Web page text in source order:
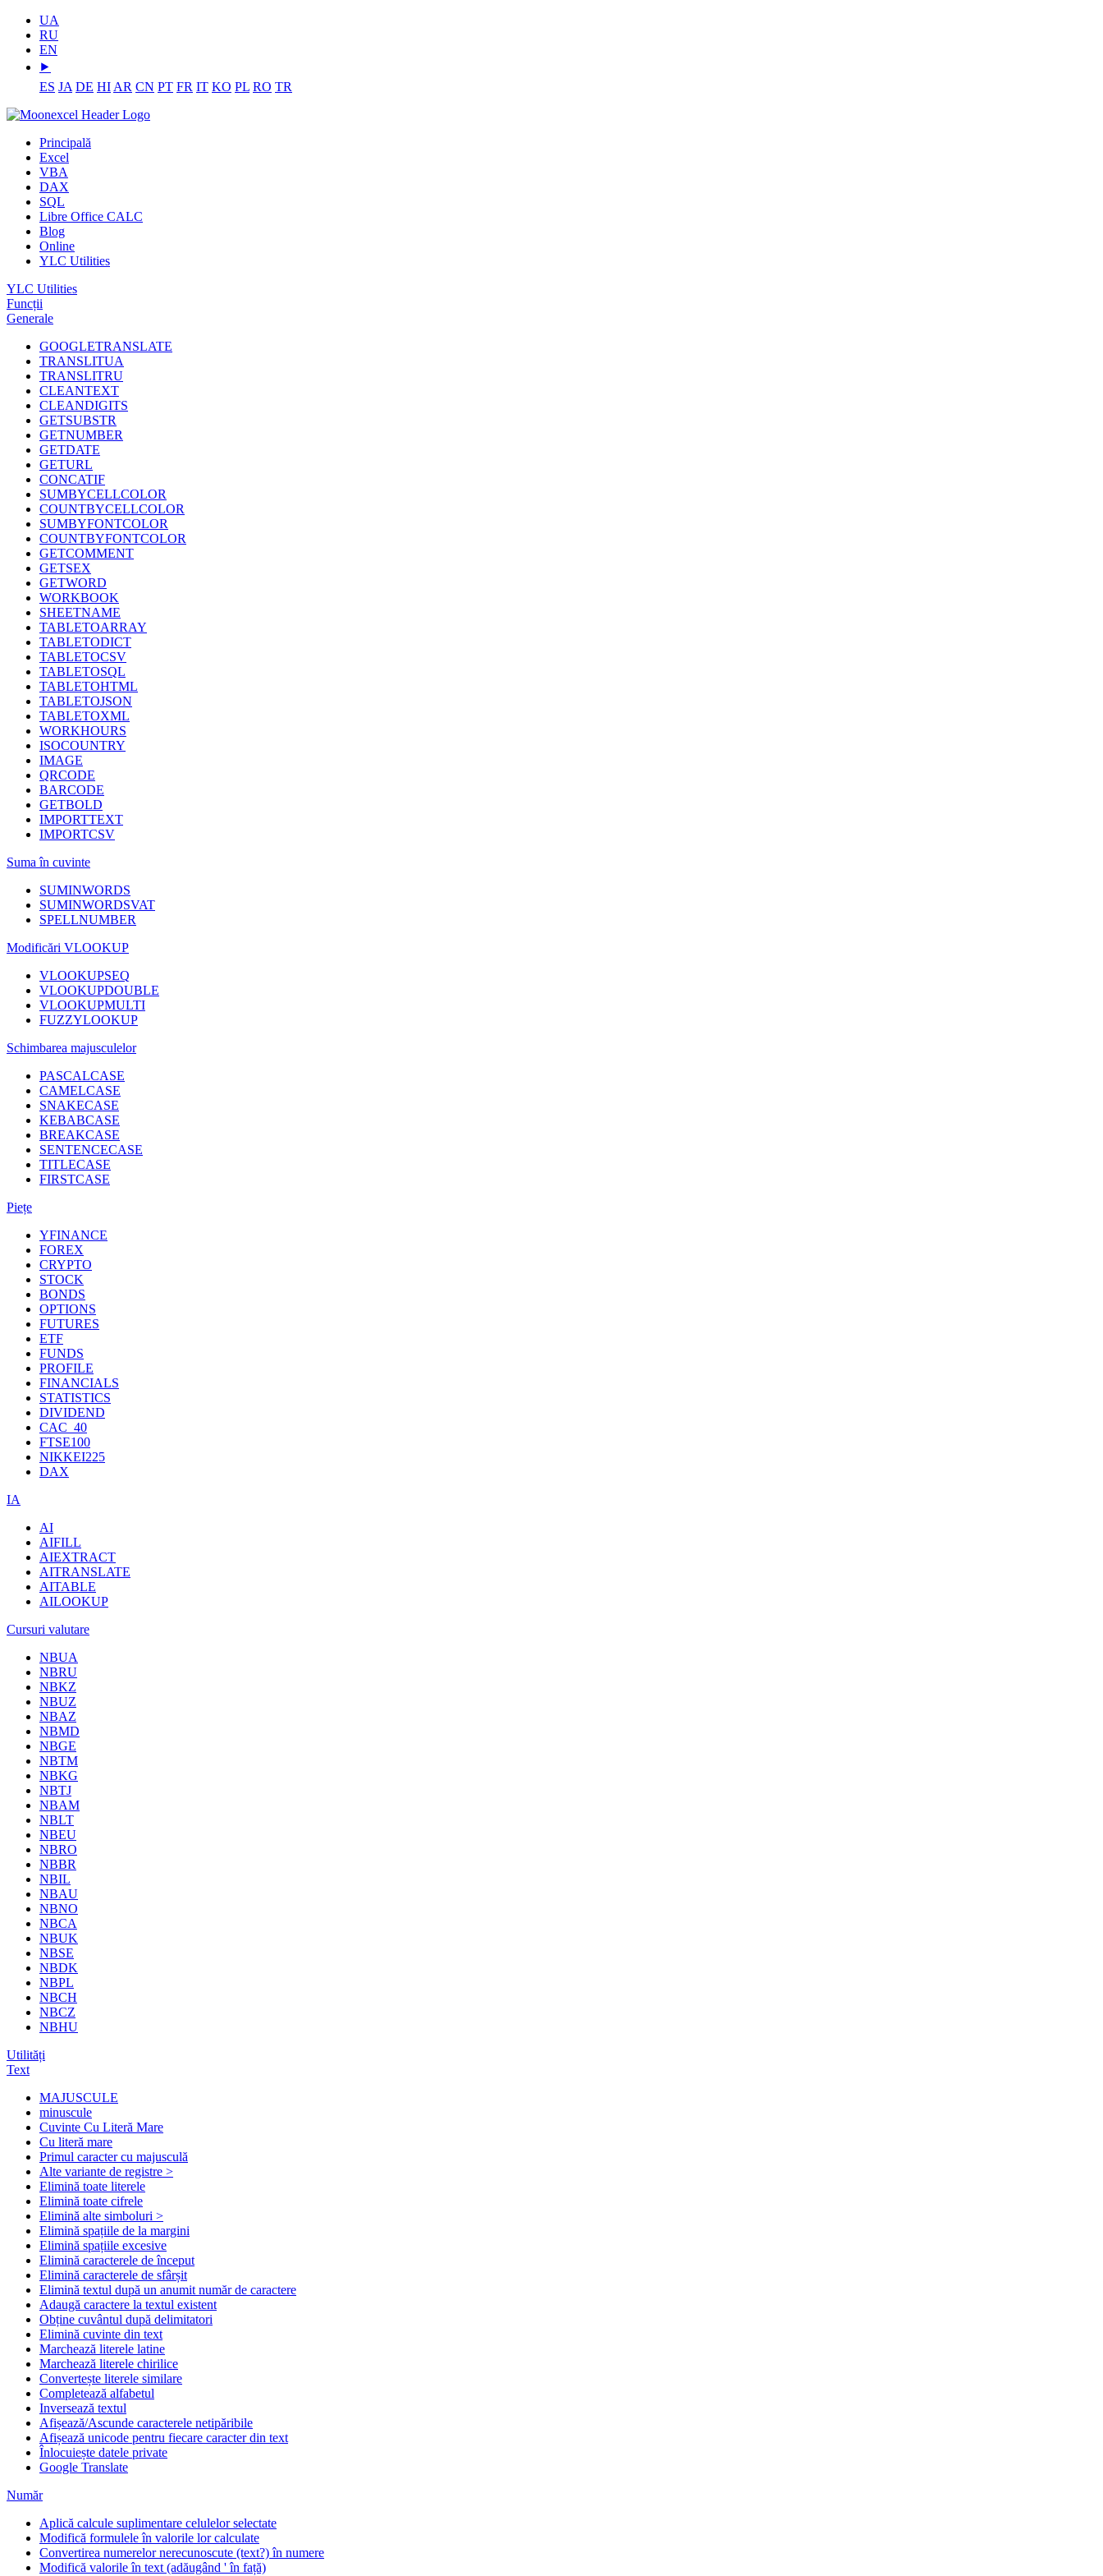
UA
RU
EN
⯈
ES JA DE HI AR CN PT FR IT KO PL RO TR
Principală
Excel
VBA
DAX
SQL
Libre Office CALC
Blog
Online
YLC Utilities
YLC Utilities
Funcții
Generale
GOOGLETRANSLATE
TRANSLITUA
TRANSLITRU
CLEANTEXT
CLEANDIGITS
GETSUBSTR
GETNUMBER
GETDATE
GETURL
CONCATIF
SUMBYCELLCOLOR
COUNTBYCELLCOLOR
SUMBYFONTCOLOR
COUNTBYFONTCOLOR
GETCOMMENT
GETSEX
GETWORD
WORKBOOK
SHEETNAME
TABLETOARRAY
TABLETODICT
TABLETOCSV
TABLETOSQL
TABLETOHTML
TABLETOJSON
TABLETOXML
WORKHOURS
ISOCOUNTRY
IMAGE
QRCODE
BARCODE
GETBOLD
IMPORTTEXT
IMPORTCSV
Suma în cuvinte
SUMINWORDS
SUMINWORDSVAT
SPELLNUMBER
Modificări VLOOKUP
VLOOKUPSEQ
VLOOKUPDOUBLE
VLOOKUPMULTI
FUZZYLOOKUP
Schimbarea majusculelor
PASCALCASE
CAMELCASE
SNAKECASE
KEBABCASE
BREAKCASE
SENTENCECASE
TITLECASE
FIRSTCASE
Piețe
YFINANCE
FOREX
CRYPTO
STOCK
BONDS
OPTIONS
FUTURES
ETF
FUNDS
PROFILE
FINANCIALS
STATISTICS
DIVIDEND
CAC_40
FTSE100
NIKKEI225
DAX
IA
AI
AIFILL
AIEXTRACT
AITRANSLATE
AITABLE
AILOOKUP
Cursuri valutare
NBUA
NBRU
NBKZ
NBUZ
NBAZ
NBMD
NBGE
NBTM
NBKG
NBTJ
NBAM
NBLT
NBEU
NBRO
NBBR
NBIL
NBAU
NBNO
NBCA
NBUK
NBSE
NBDK
NBPL
NBCH
NBCZ
NBHU
Utilități
Text
MAJUSCULE
minuscule
Cuvinte Cu Literă Mare
Cu literă mare
Primul caracter cu majusculă
Alte variante de registre >
Elimină toate literele
Elimină toate cifrele
Elimină alte simboluri >
Elimină spațiile de la margini
Elimină spațiile excesive
Elimină caracterele de început
Elimină caracterele de sfârșit
Elimină textul după un anumit număr de caractere
Adaugă caractere la textul existent
Obține cuvântul după delimitatori
Elimină cuvinte din text
Marchează literele latine
Marchează literele chirilice
Convertește literele similare
Completează alfabetul
Inversează textul
Afișează/Ascunde caracterele netipăribile
Afișează unicode pentru fiecare caracter din text
Înlocuiește datele private
Google Translate
Număr
Aplică calcule suplimentare celulelor selectate
Modifică formulele în valorile lor calculate
Convertirea numerelor nerecunoscute (text?) în numere
Modifică valorile în text (adăugând ' în față)